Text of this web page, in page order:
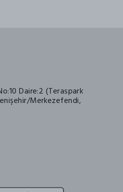
Daire:2 (Teraspark
Merkezefendi,